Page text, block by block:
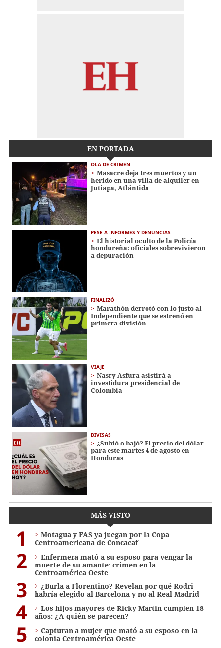
EN PORTADA
OLA DE CRIMEN
Masacre deja tres muertos y un
herido en una villa de alquiler en
Jutiapa, Atlántida
PESE A INFORMES Y DENUNCIAS
El historial oculto de la Policía
hondureña: oficiales sobrevivieron
a depuración
FINALIZÓ
Marathón derrotó con lo justo al
Independiente que se estrenó en
primera división
VIAJE
Nasry Asfura asistirá a
investidura presidencial de
Colombia
DIVISAS
¿Subió o bajó? El precio del dólar
para este martes 4 de agosto en
Honduras
MÁS VISTO
1
Motagua y FAS ya juegan por la Copa
Centroamericana de Concacaf
2
Enfermera mató a su esposo para vengar la
muerte de su amante: crimen en la
Centroamérica Oeste
3
¿Burla a Florentino? Revelan por qué Rodri
habría elegido al Barcelona y no al Real Madrid
4
Los hijos mayores de Ricky Martin cumplen 18
años: ¿A quién se parecen?
5
Capturan a mujer que mató a su esposo en la
colonia Centroamérica Oeste